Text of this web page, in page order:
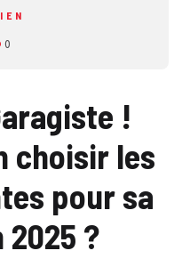
0
!
choisir les
pour sa
?